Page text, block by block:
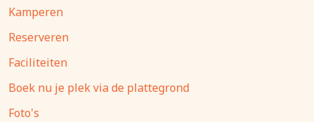
Kamperen
Reserveren
Faciliteiten
Boek nu je plek via de plattegrond
Foto's